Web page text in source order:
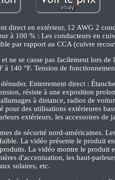
direct en extérieur, 12 AWG 2
à 100 % : Les conducteurs en
par rapport au CCA (cuivre
ne se casse pas facilement lors de
à 140 °F. Tension de
Enterrement direct :
résiste à une exposition
à distance, radios de
des utilisations extérieures
extérieurs, les accessoires de
de sécurité nord-américaines.
La vidéo présente le produit
La vidéo montre le produit
d'accentuation, les haut-
solaires, etc.